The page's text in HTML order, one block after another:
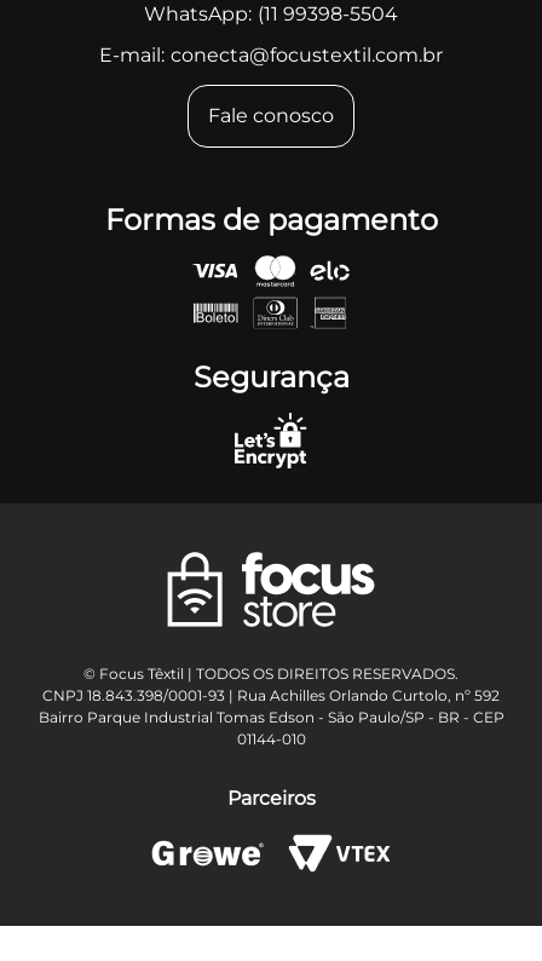
WhatsApp: (11 99398-5504
E-mail: conecta@focustextil.com.br
Fale conosco
Formas de pagamento
Segurança
© Focus Têxtil | TODOS OS DIREITOS RESERVADOS.
CNPJ 18.843.398/0001-93 | Rua Achilles Orlando Curtolo, nº 592
Bairro Parque Industrial Tomas Edson - São Paulo/SP - BR - CEP
01144-010
Parceiros